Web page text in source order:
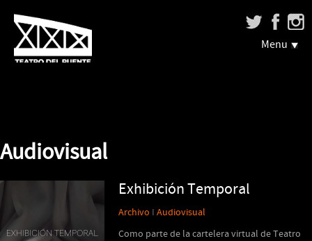
Menu
Audiovisual
Exhibición Temporal
Archivo I Audiovisual
Como parte de la cartelera virtual de Teatro